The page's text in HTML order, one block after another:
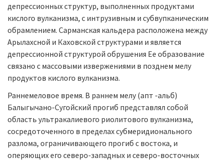
депрессионных структур, выполненных продуктами
кислого вулканизма, с интрузивным и субвупканическим
обрамлением. Сарманская кальдера расположена между
Арылахсной и Каховской структурами и является
депрессионной структурой обрушения Ее образование
связано с массовыми извержениями в позднем мелу
продуктов кислого вулканизма.
Раннемеловое время. В раннем мелу (апт -альб)
Балыгычано-Сугойский прогиб представлял собой
область ультракалиевого риолитового вулканизма,
сосредоточенного в пределах субмеридионального
разлома, ограничивающего прогиб с востока, и
оперяющих его северо-западных и северо-восточных